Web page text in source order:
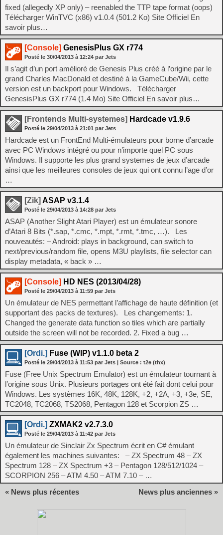
fixed (allegedly XP only) – reenabled the TTP tape format (oops)
Télécharger WinTVC (x86) v1.0.4 (501.2 Ko) Site Officiel En
savoir plus…
[Console] GenesisPlus GX r774
Posté le 30/04/2013 à 12:24 par Jets
Il s’agit d’un port amélioré de Genesis Plus créé à l’origine par le
grand Charles MacDonald et destiné à la GameCube/Wii, cette
version est un backport pour Windows. Télécharger
GenesisPlus GX r774 (1.4 Mo) Site Officiel En savoir plus…
[Frontends Multi-systemes] Hardcade v1.9.6
Posté le 29/04/2013 à 21:01 par Jets
Hardcade est un FrontEnd Multi-émulateurs pour borne d’arcade
avec PC Windows intégré ou pour n’importe quel PC sous
Windows. Il supporte les plus grand systemes de jeux d’arcade
ainsi que les meilleures consoles de jeux qui ont connu l’age d’or
…
[Zik] ASAP v3.1.4
Posté le 29/04/2013 à 14:28 par Jets
ASAP (Another Slight Atari Player) est un émulateur sonore
d’Atari 8 Bits (*.sap, *.cmc, *.mpt, *.rmt, *.tmc, …). Les
nouveautés: – Android: plays in background, can switch to
next/previous/random file, opens M3U playlists, file selector can
display metadata, « back » …
[Console] HD NES (2013/04/28)
Posté le 29/04/2013 à 11:59 par Jets
Un émulateur de NES permettant l’affichage de haute définition (et
supportant des packs de textures). Les changements: 1.
Changed the generate data function so tiles which are partially
outside the screen will not be recorded. 2. Fixed a bug …
[Ordi.] Fuse (WIP) v1.1.0 beta 2
Posté le 29/04/2013 à 11:53 par Jets | Source : t2e (thx)
Fuse (Free Unix Spectrum Emulator) est un émulateur tournant à
l’origine sous Unix. Plusieurs portages ont été fait dont celui pour
Windows. Les systèmes 16K, 48K, 128K, +2, +2A, +3, +3e, SE,
TC2048, TC2068, TS2068, Pentagon 128 et Scorpion ZS …
[Ordi.] ZXMAK2 v2.7.3.0
Posté le 29/04/2013 à 11:42 par Jets
Un émulateur de Sinclair Zx Spectrum écrit en C# émulant
également les machines suivantes: – ZX Spectrum 48 – ZX
Spectrum 128 – ZX Spectrum +3 – Pentagon 128/512/1024 –
SCORPION 256 – ATM 4.50 – ATM 7.10 – …
« News plus récentes
News plus anciennes »